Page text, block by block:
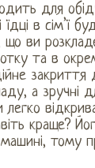
для
їдці в сім’ї
ви
та в
закриття
а зручні
легко
краще?
тому